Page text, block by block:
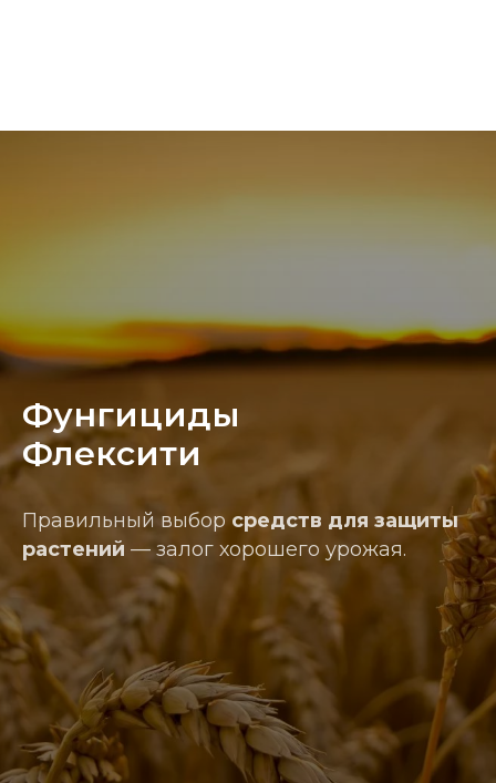
Фунгициды
Флексити
Правильный выбор средств для защиты
растений — залог хорошего урожая.